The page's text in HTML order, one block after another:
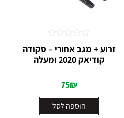
זרוע + מגב אחורי – סקודה
קודיאק 2020 ומעלה
75₪
הוספה לסל
0
מתוך